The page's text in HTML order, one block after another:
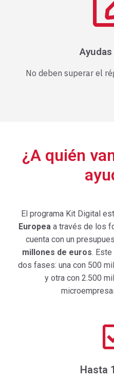
No deben superar el
¿A quién
El programa Kit Digital
Europea a través de los
cuenta con un
millones de euros.
dos fases: una con 500
y otra con 2.500
Hasta